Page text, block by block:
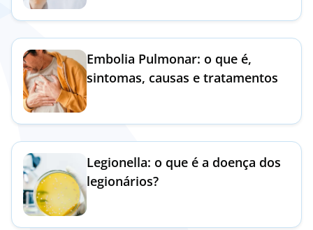
Sport
a nós
Embolia Pulmonar: o que é,
sintomas, causas e tratamentos
Legionella: o que é a doença dos
legionários?